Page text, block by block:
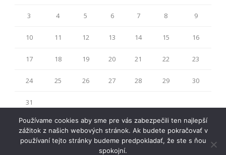
3 4 5 6 7 8 9
10 11 12 13 14 15 16
17 18 19 20 21 22 23
24 25 26 27 28 29 30
31
« júl
Používame cookies aby sme pre vás zabezpečili ten najlepší
zážitok z našich webových stránok. Ak budete pokračovať v
používaní tejto stránky budeme predpokladať, že ste s ňou
spokojní.